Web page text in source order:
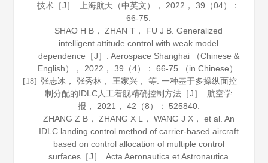
技术［J］.
上海航天（中英文） ， 2022 ，39 （04）：
66-75.
SHAO H B， ZHAN T， FU J B. Generalized
intelligent attitude control with weak model
dependence［J］. Aerospace Shanghai （Chinese &
English）
， 2022 ， 39 （4）： 66-75 （in Chinese）.
[18] 张志冰， 张秀林， 王家兴， 等. 一种基于多操纵面控
制分配的IDLC人工着舰精确控制方法［J］.航空学
报 ， 2021 ， 42 （8）： 525840.
ZHANG Z B， ZHANG X L， WANG J X， et al. An
IDLC landing control method of carrier-based aircraft
based on control allocation of multiple control
surfaces［J］.Acta Aeronautica et Astronautica